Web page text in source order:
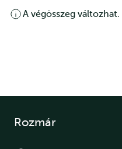
A végösszeg változhat.
Rozmár